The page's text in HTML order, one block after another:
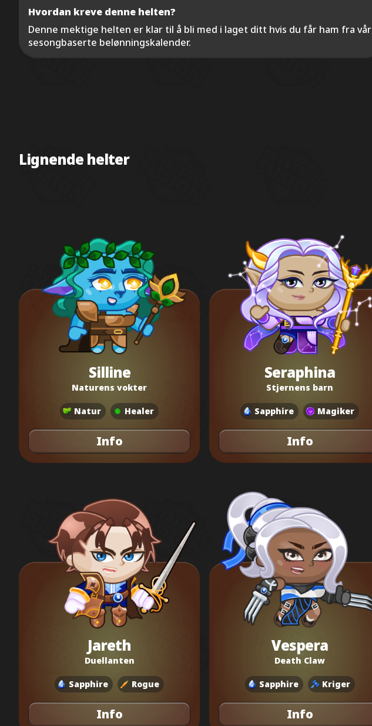
Hvordan kreve denne helten?
Denne mektige helten er klar til å bli med i laget ditt hvis du får ham fra vår
sesongbaserte belønningskalender.
Lignende helter
Silline
Naturens vokter
Natur Healer
Info
Seraphina
Stjernens barn
Sapphire Magiker
Info
Jareth
Duellanten
Sapphire Rogue
Info
Vespera
Death Claw
Sapphire Kriger
Info